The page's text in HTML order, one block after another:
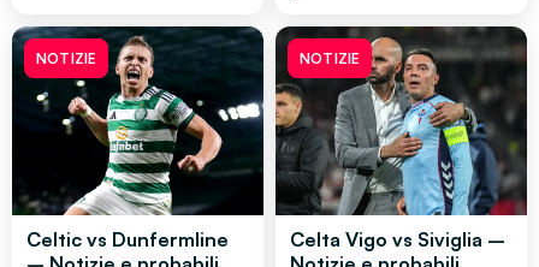
NOTIZIE
Celtic vs Dunfermline
NOTIZIE
Celta Vigo vs Siviglia –